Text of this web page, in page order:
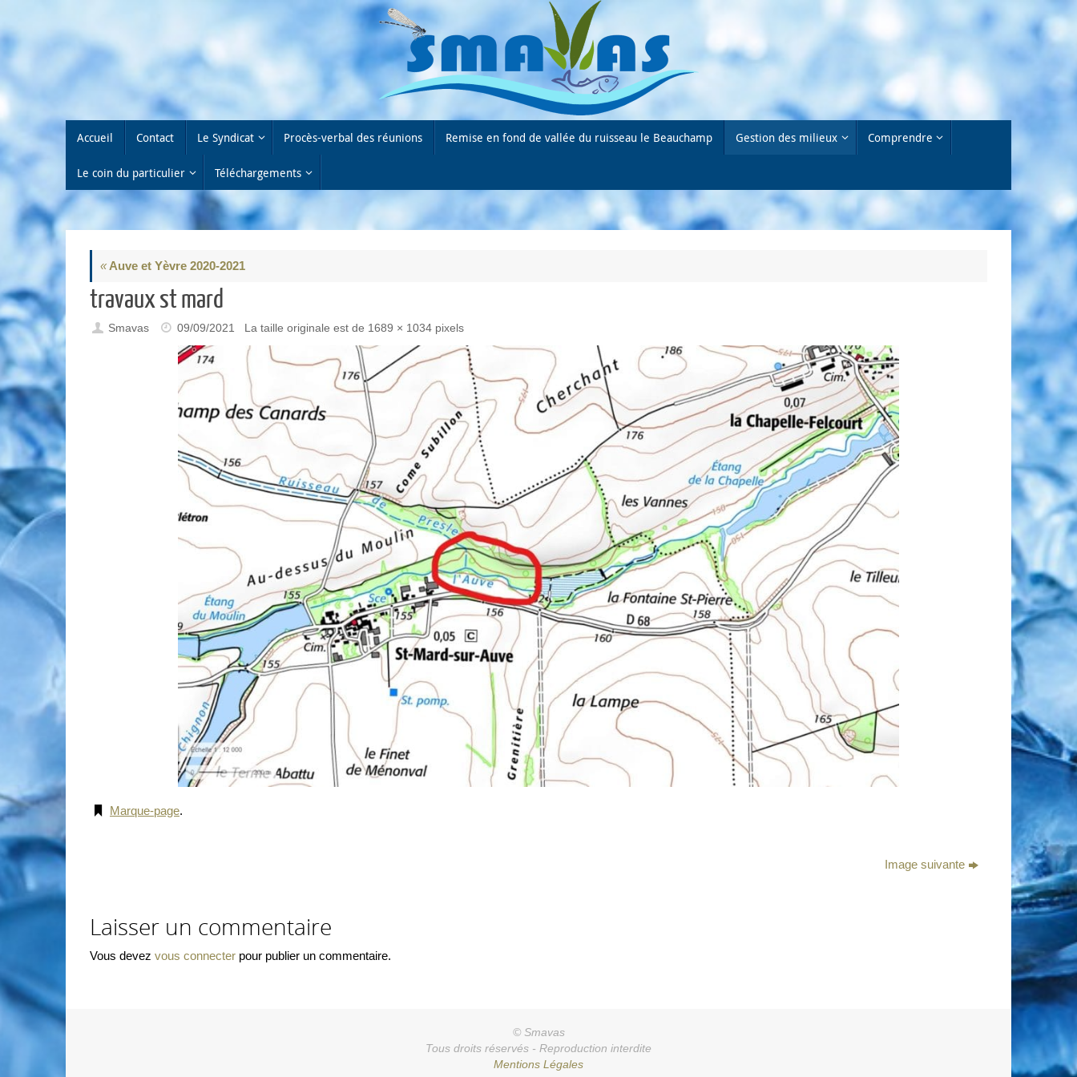
auAccueil Contact Le Syndicat Procès-verbal des réunions Remise en fond de vallée du ruisseau le Beauchamp Gestion des milieux Comprendre
Le coin du particulier Téléchargements
« Auve et Yèvre 2020-2021
travaux st mard
Smavas 09/09/2021 La taille originale est de 1689 × 1034 pixels
Marque-page.
Image suivante
Laisser un commentaire
Vous devez vous connecter pour publier un commentaire.
© Smavas
Tous droits réservés - Reproduction interdite
Mentions Légales